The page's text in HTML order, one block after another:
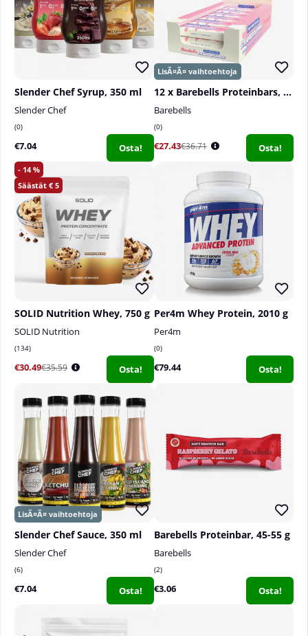
Slender Chef Syrup, 350 ml
Slender Chef
0
€7.04 Osta!
12 x Barebells Proteinbars, 55 g
Barebells
0
€27.43€36.71 Osta!
14
5
SOLID Nutrition Whey, 750 g
SOLID Nutrition
134
€30.49€35.59 Osta!
Per4m Whey Protein, 2010 g
Per4m
0
€79.44 Osta!
Slender Chef Sauce, 350 ml
Slender Chef
6
€7.04 Osta!
Barebells Proteinbar, 45-55 g
Barebells
2
€3.06 Osta!